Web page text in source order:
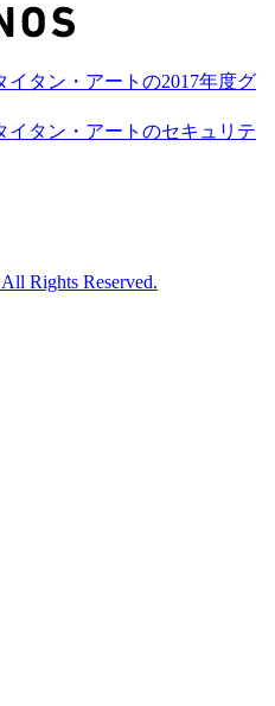
Rights Reserved.